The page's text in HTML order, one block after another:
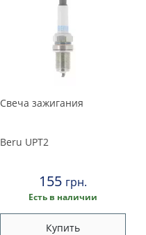
Свеча зажигания
Beru UPT2
155 грн.
Есть в наличии
Купить